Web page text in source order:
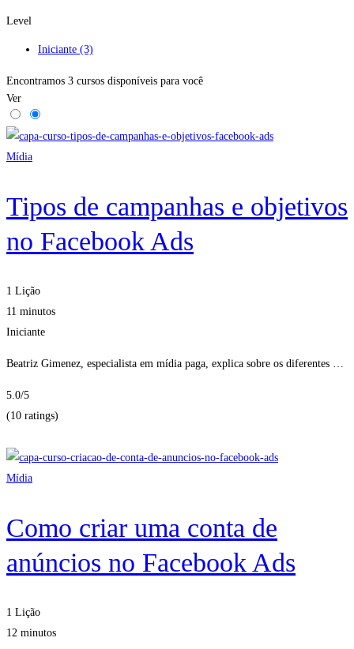
Level
Iniciante (3)
Encontramos 3 cursos disponíveis para você
Ver
Mídia
Tipos de campanhas e objetivos
no Facebook Ads
1 Lição
11 minutos
Iniciante
Beatriz Gimenez, especialista em mídia paga, explica sobre os diferentes …
5.0/5
(10 ratings)
Mídia
Como criar uma conta de
anúncios no Facebook Ads
1 Lição
12 minutos